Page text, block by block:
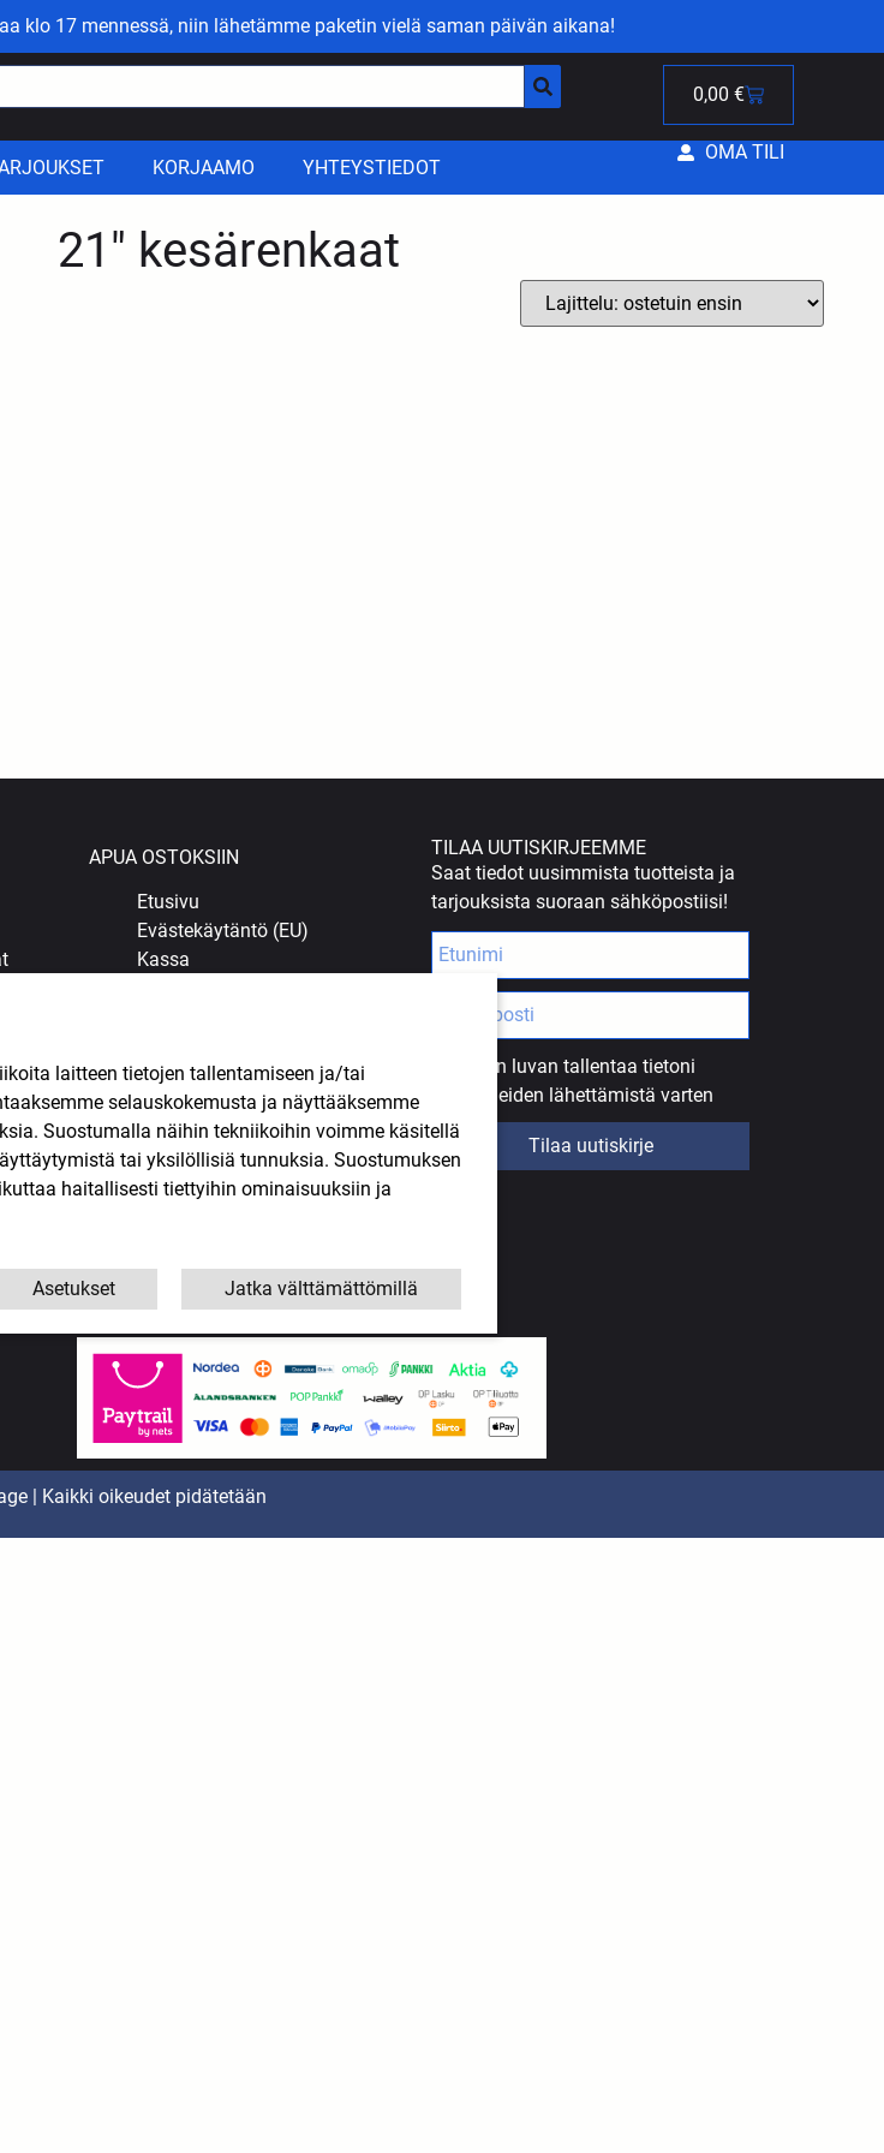
klo 17 mennessä, niin lähetämme paketin vielä saman päivän aikana!
0,00 €
KORJAAMO YHTEYSTIEDOT
OMA TILI
21" kesärenkaat
APUA OSTOKSIIN
Etusivu
Evästekäytäntö (EU)
Kassa
Ostoskori
Tarjoukset
Tietosuojaseloste
Tilaus- ja toimitusehdot
Yhteystiedot
TILAA UUTISKIRJEEMME
Saat tiedot uusimmista tuotteista ja
tarjouksista suoraan sähköpostiisi!
Annan luvan tallentaa tietoni
uutiskirjeiden lähettämistä varten
Tilaa uutiskirje
| Kaikki oikeudet pidätetään
laitteen tietojen tallentamiseen ja/tai
selauskokemusta ja näyttääksemme
Suostumalla näihin tekniikoihin voimme käsitellä
tai yksilöllisiä tunnuksia. Suostumuksen
haitallisesti tiettyihin ominaisuuksiin ja
Asetukset Jatka välttämättömillä